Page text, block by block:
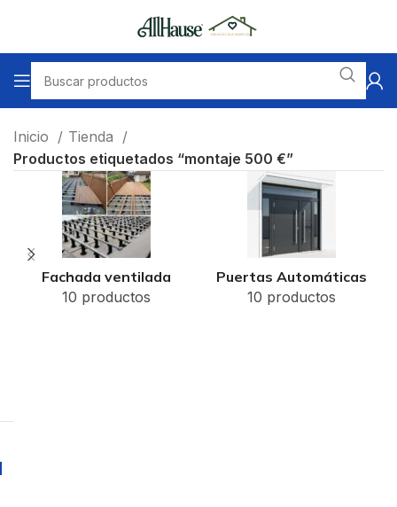
Inicio
Tienda
Productos etiquetados “montaje 500 €”
Fachada ventilada
10 productos
Puertas Automáticas
10 productos